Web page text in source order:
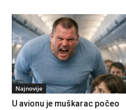
Najnovije
U avionu je muškarac počeo